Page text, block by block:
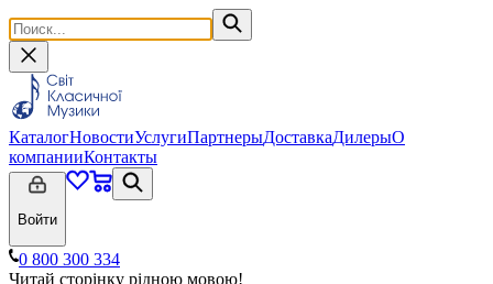
КаталогНовостиУслугиПартнерыДоставкаДилерыО
компанииКонтакты
Войти
0 800 300 334
Читай сторінку рідною мовою!